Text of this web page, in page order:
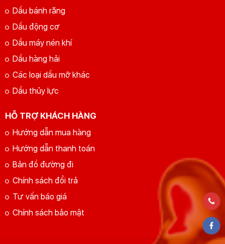
Dầu bánh răng
Dầu động cơ
Dầu máy nén khí
Dầu hàng hải
Các loại dầu mỡ khác
Dầu thủy lực
HỖ TRỢ KHÁCH HÀNG
Hướng dẫn mua hàng
Hướng dẫn thanh toán
Bản đồ đường đi
Chính sách đổi trả
Tư vấn báo giá
Chính sách bảo mật